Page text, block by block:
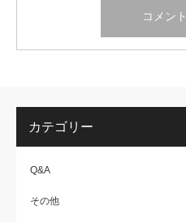
カテゴリー
Q&A
その他